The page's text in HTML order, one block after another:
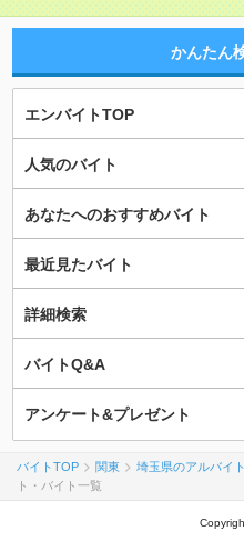
かんたん
エンバイトTOP
人気のバイト
あなたへのおすすめバイト
最近見たバイト
詳細検索
バイトQ&A
アンケート&プレゼント
バイトTOP 関東 埼玉県のアルバイ
ト・バイト一覧